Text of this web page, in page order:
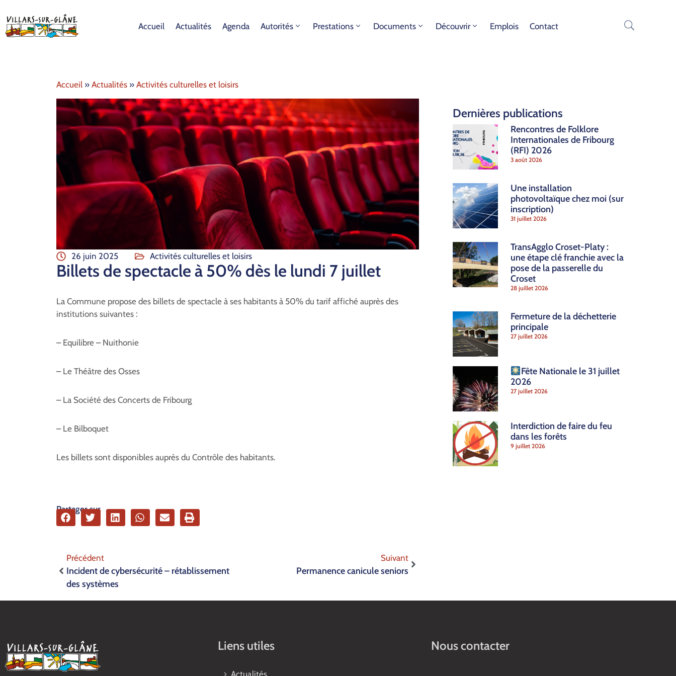
Accueil Actualités Agenda Autorités Prestations Documents Découvrir Emplois Contact
Accueil » Actualités » Activités culturelles et loisirs
26 juin 2025 Activités culturelles et loisirs
Billets de spectacle à 50% dès le lundi 7 juillet
La Commune propose des billets de spectacle à ses habitants à 50% du tarif affiché auprès des
institutions suivantes :
– Equilibre – Nuithonie
– Le Théâtre des Osses
– La Société des Concerts de Fribourg
– Le Bilboquet
Les billets sont disponibles auprès du Contrôle des habitants.
Partager sur
Précédent
Incident de cybersécurité – rétablissement
des systèmes
Suivant
Permanence canicule seniors
Dernières publications
Rencontres de Folklore
Internationales de Fribourg
(RFI) 2026
3 août 2026
Une installation
photovoltaïque chez moi (sur
inscription)
31 juillet 2026
TransAgglo Croset-Platy :
une étape clé franchie avec la
pose de la passerelle du
Croset
28 juillet 2026
Fermeture de la déchetterie
principale
27 juillet 2026
Fête Nationale le 31 juillet
2026
27 juillet 2026
Interdiction de faire du feu
dans les forêts
9 juillet 2026
Liens utiles
Actualités
Nous contacter